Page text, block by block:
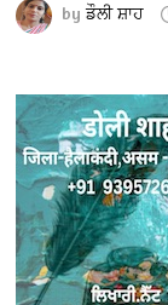
byਡੌਲੀ ਸ਼ਾਹ